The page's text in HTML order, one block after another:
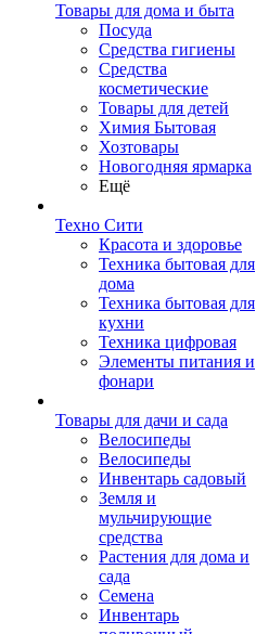
Товары для дома и быта
Посуда
Средства гигиены
Средства
косметические
Товары для детей
Химия Бытовая
Хозтовары
Новогодняя ярмарка
Ещё
Техно Сити
Красота и здоровье
Техника бытовая для
дома
Техника бытовая для
кухни
Техника цифровая
Элементы питания и
фонари
Товары для дачи и сада
Велосипеды
Велосипеды
Инвентарь садовый
Земля и
мульчирующие
средства
Растения для дома и
сада
Семена
Инвентарь